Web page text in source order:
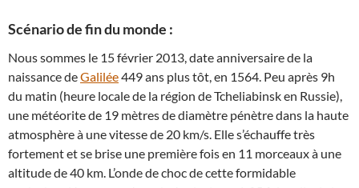
Scénario de fin du monde :
Nous sommes le 15 février 2013, date anniversaire de la
naissance deGalilée449 ans plus tôt, en 1564. Peu après 9h
du matin (heure locale de la région de Tcheliabinsk en Russie),
une météorite de 19 mètres de diamètre pénètre dans la haute
atmosphère à une vitesse de 20 km/s. Elle s’échauffe très
fortement et se brise une première fois en 11 morceaux à une
altitude de 40 km. L’onde de choc de cette formidable